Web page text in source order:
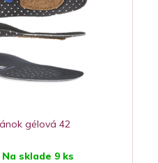
gélová 42
Na sklade 9 ks